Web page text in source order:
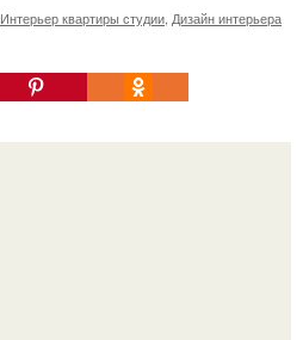
Интерьер квартиры студии Дизайн интерьера